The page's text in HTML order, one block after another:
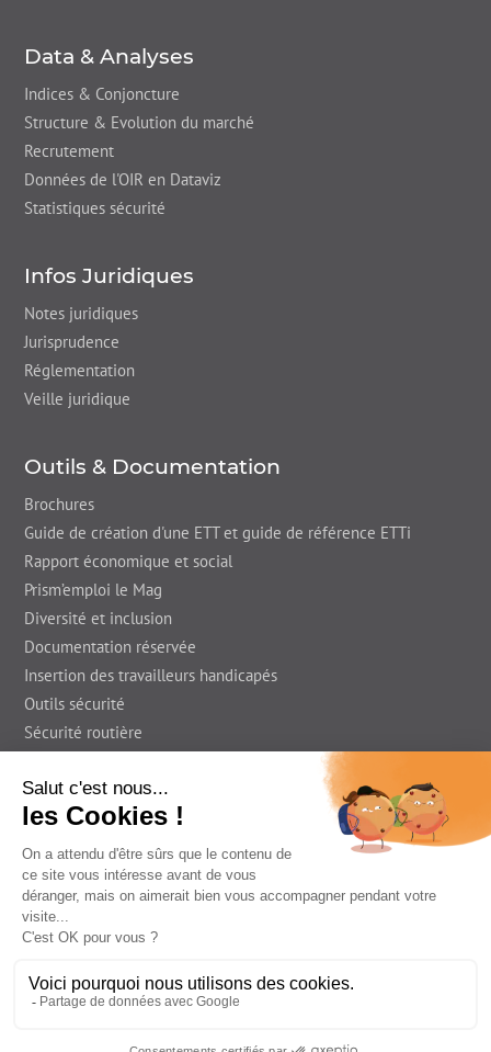
Data & Analyses
Indices & Conjoncture
Structure & Evolution du marché
Recrutement
Données de l'OIR en Dataviz
Statistiques sécurité
Infos Juridiques
Notes juridiques
Jurisprudence
Réglementation
Veille juridique
Outils & Documentation
Brochures
Guide de création d'une ETT et guide de référence ETTi
Rapport économique et social
Prism’emploi le Mag
Diversité et inclusion
Documentation réservée
Insertion des travailleurs handicapés
Outils sécurité
Sécurité routière
En région
Foire Aux Questions
Prism'emploi le Blog
Informations légales
Déclaration d’accessibilité
Contact